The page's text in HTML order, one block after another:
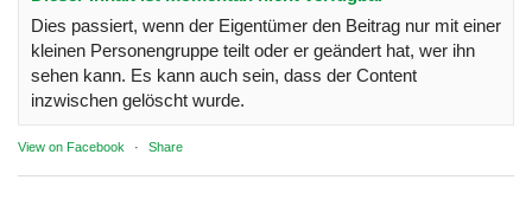
Dies passiert, wenn der Eigentümer den Beitrag nur mit einer
kleinen Personengruppe teilt oder er geändert hat, wer ihn
sehen kann. Es kann auch sein, dass der Content
inzwischen gelöscht wurde.
View on Facebook · Share